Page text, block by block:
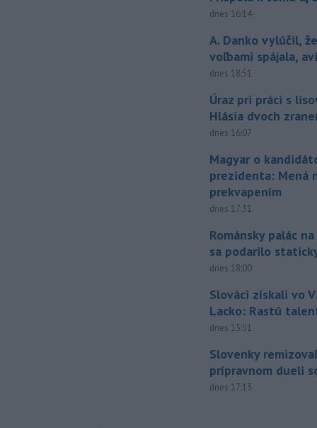
dnes 16:14
A. Danko vylúčil,
voľbami spájala,
dnes 18:51
Úraz pri práci s
Hlásia dvoch
dnes 16:07
Magyar o
prezidenta: Mená
prekvapením
dnes 17:31
Románsky palác
sa podarilo
dnes 18:00
Slováci získali vo
Lacko: Rastú
dnes 15:51
Slovenky
prípravnom dueli
dnes 17:13